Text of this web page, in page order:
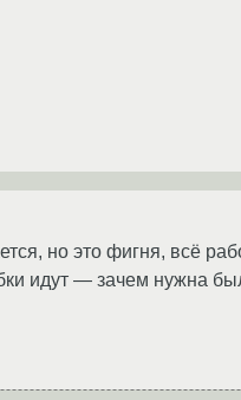
но это фигня, всё
идут — зачем нужна